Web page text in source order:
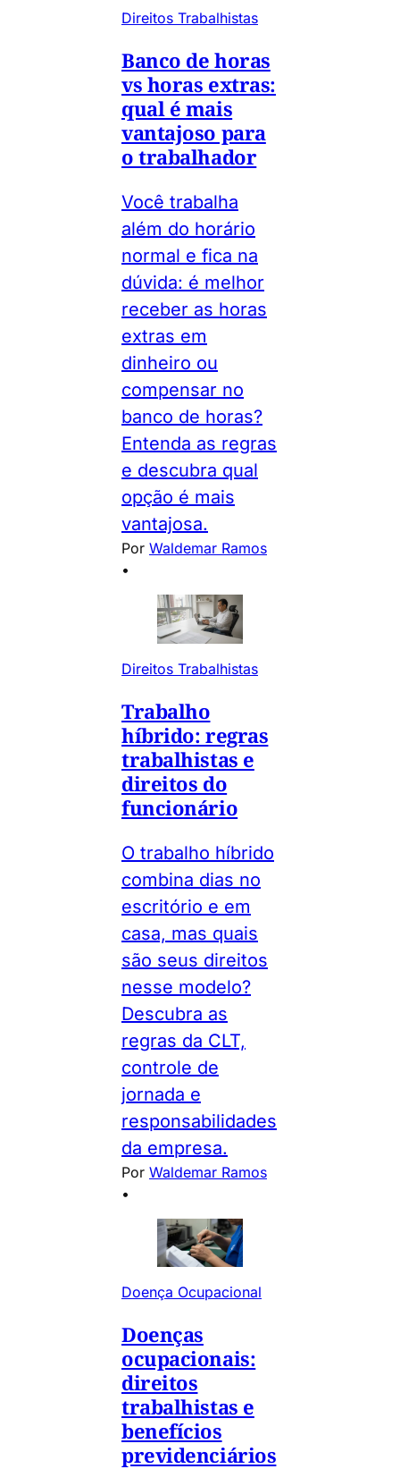
Direitos Trabalhistas
Banco de horas
vs horas extras:
qual é mais
vantajoso para
o trabalhador
Você trabalha
além do horário
normal e fica na
dúvida: é melhor
receber as horas
extras em
dinheiro ou
compensar no
banco de horas?
Entenda as regras
e descubra qual
opção é mais
vantajosa.
Por Waldemar Ramos
•
Direitos Trabalhistas
Trabalho
híbrido: regras
trabalhistas e
direitos do
funcionário
O trabalho híbrido
combina dias no
escritório e em
casa, mas quais
são seus direitos
nesse modelo?
Descubra as
regras da CLT,
controle de
jornada e
responsabilidades
da empresa.
Por Waldemar Ramos
•
Doença Ocupacional
Doenças
ocupacionais:
direitos
trabalhistas e
benefícios
previdenciários